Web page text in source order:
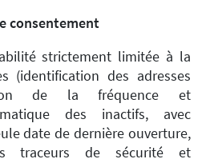
consentement
strictement limitée à la
(identification des adresses
de la fréquence et
des inactifs, avec
date de dernière ouverture,
traceurs de sécurité et